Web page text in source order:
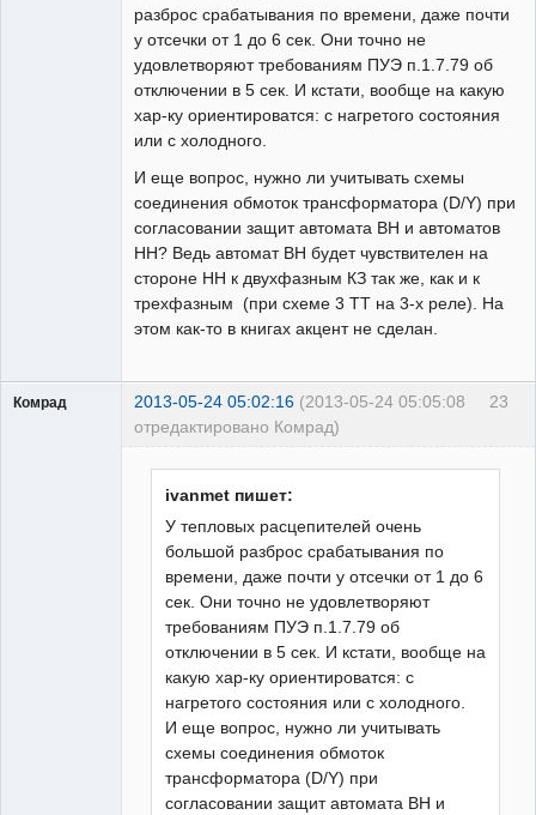
разброс срабатывания по времени, даже почти
у отсечки от 1 до 6 сек. Они точно не
удовлетворяют требованиям ПУЭ п.1.7.79 об
отключении в 5 сек. И кстати, вообще на какую
хар-ку ориентироватся: с нагретого состояния
или с холодного.
И еще вопрос, нужно ли учитывать схемы
соединения обмоток трансформатора (D/Y) при
согласовании защит автомата ВН и автоматов
НН? Ведь автомат ВН будет чувствителен на
стороне НН к двухфазным КЗ так же, как и к
трехфазным (при схеме 3 ТТ на 3-х реле). На
этом как-то в книгах акцент не сделан.
23
Комрад 2013-05-24 05:02:16 (2013-05-24 05:05:08
отредактировано Комрад)
ivanmet пишет:
У тепловых расцепителей очень
большой разброс срабатывания по
времени, даже почти у отсечки от 1 до 6
сек. Они точно не удовлетворяют
требованиям ПУЭ п.1.7.79 об
отключении в 5 сек. И кстати, вообще на
какую хар-ку ориентироватся: с
нагретого состояния или с холодного.
И еще вопрос, нужно ли учитывать
схемы соединения обмоток
трансформатора (D/Y) при
согласовании защит автомата ВН и